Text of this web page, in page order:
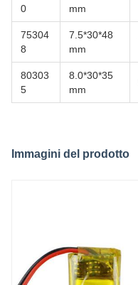
0
mm
75304
8
7.5*30*48
mm
80303
5
8.0*30*35
mm
Immagini del prodotto